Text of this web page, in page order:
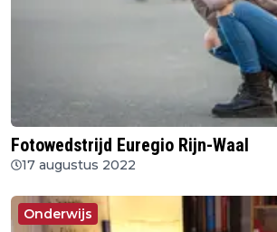
Fotowedstrijd Euregio Rijn-Waal
17 augustus 2022
Onderwijs